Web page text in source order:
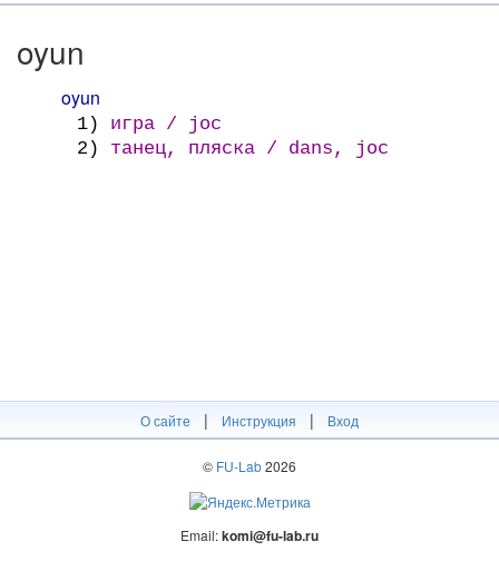
oyun
oyun
1)
игра / joc
2)
танец, пляска / dans, joc
О сайте | Инструкция | Вход
© FU-Lab2026
Email:komi@fu-lab.ru